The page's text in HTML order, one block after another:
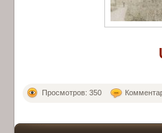
Просмотров: 350